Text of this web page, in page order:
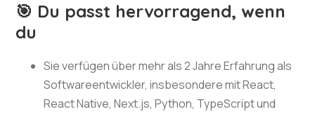
🎯 Du passt hervorragend, wenn
du
Sie verfügen über mehr als 2 Jahre Erfahrung als
Softwareentwickler, insbesondere mit React,
React Native, Next.js, Python, TypeScript und